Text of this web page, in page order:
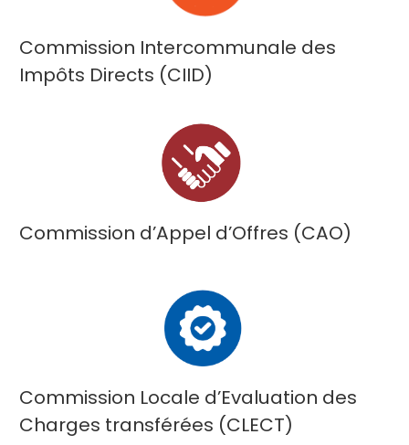
Commission Intercommunale des
Impôts Directs (CIID)
Commission d’Appel d’Offres (CAO)
Commission Locale d’Evaluation des
Charges transférées (CLECT)